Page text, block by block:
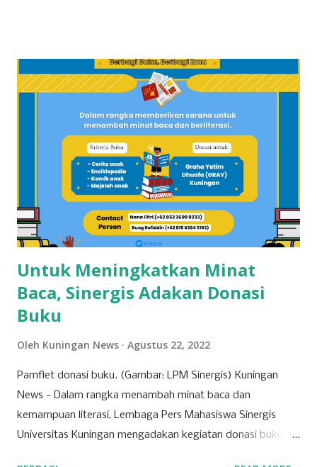
bangsawan/ningrat, berwibawa, berpendidikan. Menurut
cerita leluhur, Cis = keris dari seorang bangsawan/menak
tersebut melayang dan jatuh di blok
pangbadakan/sekarang blok Cimantri sebelah utara Dusun
Malaraman, dahulu disana tempatnya pangguyangan badak
(badak mandi lumpur) dan dari Pena/ pulpen yang sering
dipakai menulis oleh bangsawan tersebut terbanglah ke
Panulisan, maka sangatlah kental ada istilah Cisantana-
Panulisan . Wilayah Kabupaten Kuningan, sudah disebut
dalam jaman keraja...
Untuk Meningkatkan Minat
Baca, Sinergis Adakan Donasi
Buku
Oleh Kuningan News Agustus 22, 2022
Pamflet donasi buku. (Gambar: LPM Sinergis) Kuningan
News - Dalam rangka menambah minat baca dan
kemampuan literasi, Lembaga Pers Mahasiswa Sinergis
Universitas Kuningan mengadakan kegiatan donasi buku.